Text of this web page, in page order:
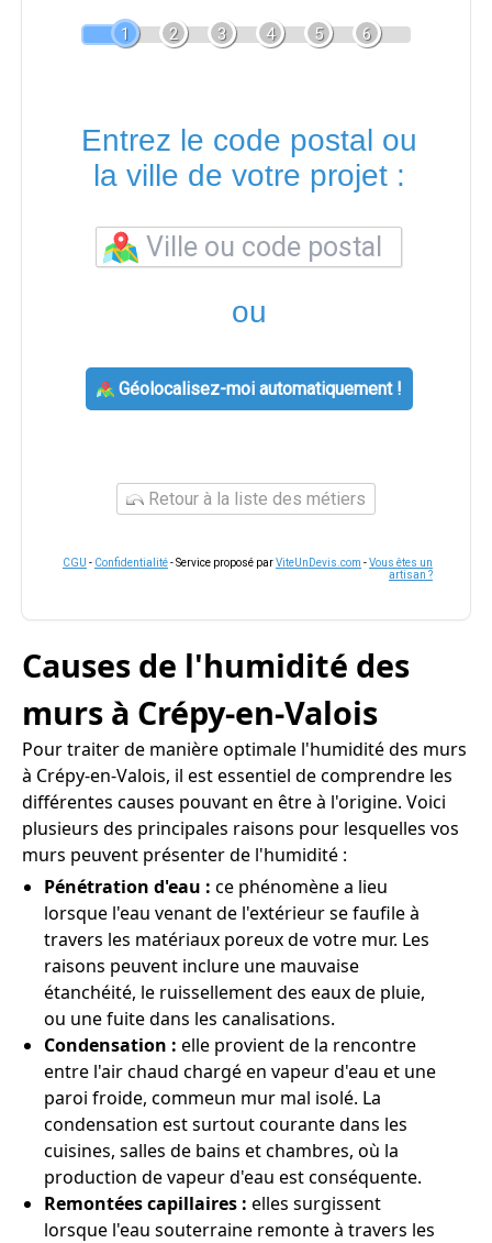
1 2 3 4 5 6
Entrez le code postal ou
la ville de votre projet :
ou
Géolocalisez-moi automatiquement !
Retour à la liste des métiers
CGU - Confidentialité- Service proposé parViteUnDevis.com -Vous êtes un
artisan ?
Causes de l'humidité des
murs à Crépy-en-Valois
Pour traiter de manière optimale l'humidité des murs
à Crépy-en-Valois, il est essentiel de comprendre les
différentes causes pouvant en être à l'origine. Voici
plusieurs des principales raisons pour lesquelles vos
murs peuvent présenter de l'humidité :
Pénétration d'eau : ce phénomène a lieu
lorsque l'eau venant de l'extérieur se faufile à
travers les matériaux poreux de votre mur. Les
raisons peuvent inclure une mauvaise
étanchéité, le ruissellement des eaux de pluie,
ou une fuite dans les canalisations.
Condensation : elle provient de la rencontre
entre l'air chaud chargé en vapeur d'eau et une
paroi froide, commeun mur mal isolé. La
condensation est surtout courante dans les
cuisines, salles de bains et chambres, où la
production de vapeur d'eau est conséquente.
Remontées capillaires : elles surgissent
lorsque l'eau souterraine remonte à travers les